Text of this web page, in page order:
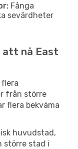
Fånga
sevärdheter
nå East
från större
flera bekväma
huvudstad,
större stad i